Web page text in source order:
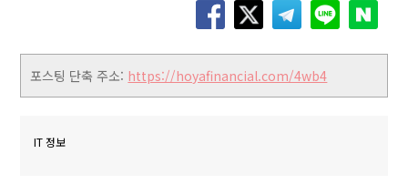
포스팅 단축 주소: https://hoyafinancial.com/4wb4
IT 정보